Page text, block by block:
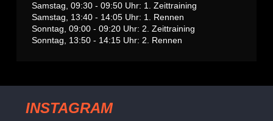
Samstag, 09:30 - 09:50 Uhr: 1. Zeittraining
Samstag, 13:40 - 14:05 Uhr: 1. Rennen
Sonntag, 09:00 - 09:20 Uhr: 2. Zeittraining
Sonntag, 13:50 - 14:15 Uhr: 2. Rennen
INSTAGRAM